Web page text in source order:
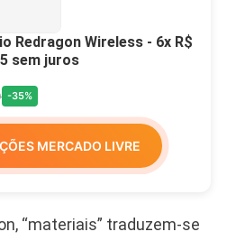
Redragon Wireless - 6x R$
sem juros
-35%
MERCADO LIVRE
“materiais” traduzem-se